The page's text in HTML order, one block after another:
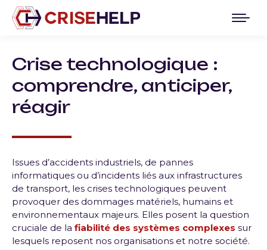
Crise technologique :
comprendre, anticiper,
réagir
Issues d’accidents industriels, de pannes
informatiques ou d’incidents liés aux infrastructures
de transport, les crises technologiques peuvent
provoquer des dommages matériels, humains et
environnementaux majeurs. Elles posent la question
cruciale de la fiabilité des systèmes complexes sur
lesquels reposent nos organisations et notre société.